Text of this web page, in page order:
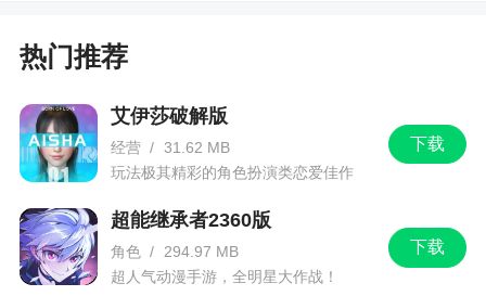
及鱼潮呈现的时分会集火力进犯也不迟
小编评价
1、游戏中的鱼非常真实，仿佛是真的鱼类一
般，让玩家在捕捉的时候会有更好的代入感。并且
游戏中还有很多的礼物为玩家们准备着，这些礼物
都需要玩家捕捉到足够的鱼之后才能够开启兑换
热门推荐
下载
艾伊莎破解版
经营 / 31.62 MB
玩法极其精彩的角色扮演类恋爱佳作
下载
超能继承者2360版
角色 /
294.97 MB
超人气动漫手游，全明星大作战！